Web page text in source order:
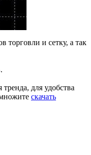
торговли и сетку, а так
для удобства
скачать